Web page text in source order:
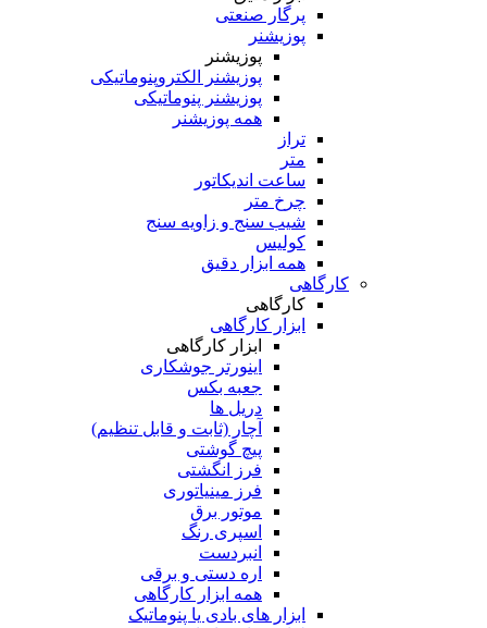
پرگار صنعتی
پوزیشنر
پوزیشنر
پوزیشنر الکتروپنوماتیکی
پوزیشنر پنوماتیکی
همه پوزیشنر
تراز
متر
ساعت اندیکاتور
چرخ متر
شیب سنج و زاویه سنج
کولیس
همه ابزار دقیق
کارگاهی
کارگاهی
ابزار کارگاهی
ابزار کارگاهی
اینورتر جوشکاری
جعبه بکس
دریل ها
آچار (ثابت و قابل تنظیم)
پیچ گوشتی
فرز انگشتی
فرز مینیاتوری
موتور برق
اسپری رنگ
انبردست
اره دستی و برقی
همه ابزار کارگاهی
ابزار های بادی یا پنوماتیک